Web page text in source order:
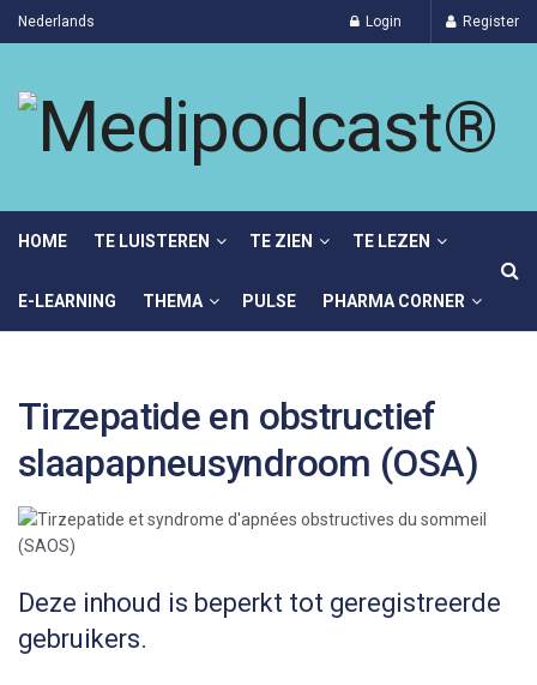
Nederlands Login Register
HOME TE LUISTEREN TE ZIEN TE LEZEN
E-LEARNING THEMA PULSE PHARMA CORNER
Tirzepatide en obstructief
slaapapneusyndroom (OSA)
Deze inhoud is beperkt tot geregistreerde
gebruikers.